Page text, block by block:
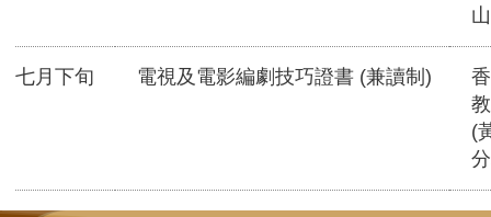
七月下旬 電視及電影編劇技巧證書 (兼讀制)
(